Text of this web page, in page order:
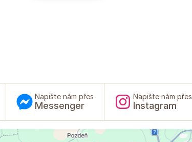
Napište nám přes
Messenger
Napište nám přes
Instagram